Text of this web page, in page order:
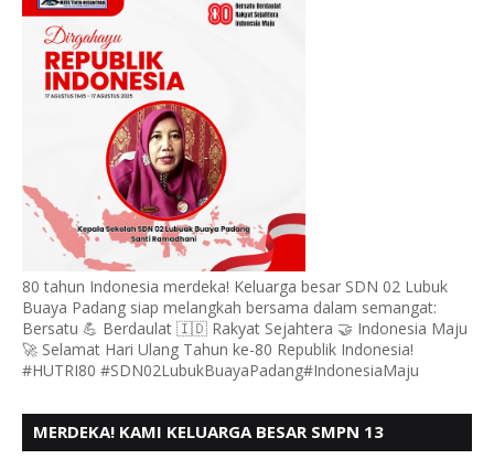
HUT RI KE - 80,
80 tahun Indonesia merdeka! Keluarga besar SDN 02 Lubuk
Buaya Padang siap melangkah bersama dalam semangat:
Bersatu 💪 Berdaulat 🇮🇩 Rakyat Sejahtera 🤝 Indonesia Maju
🚀 Selamat Hari Ulang Tahun ke-80 Republik Indonesia!
#HUTRI80 #SDN02LubukBuayaPadang#IndonesiaMaju
MERDEKA! KAMI KELUARGA BESAR SMPN 13